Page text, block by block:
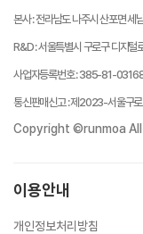
본사:전라남도 나주시 산포면 세
R&D:서울특별시 구로구 디지
사업자등록번호:385-81-
통신판매신고:제2023-서울구
Copyright ©runmoa All
이용안내
개인정보처리방침